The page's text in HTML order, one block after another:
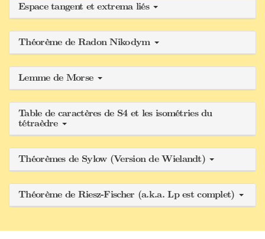
Espace tangent et extrema liés
Théorème de Radon Nikodym
Lemme de Morse
Table de caractères de S4 et les isométries du
tétraèdre
Théorèmes de Sylow (Version de Wielandt)
Théorème de Riesz-Fischer (a.k.a. Lp est complet)